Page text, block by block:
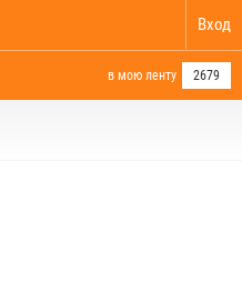
Вход
в мою ленту 2679